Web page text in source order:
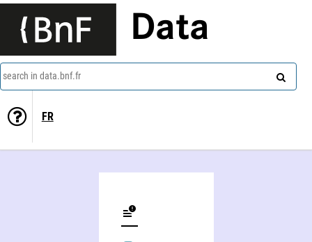
Data
search in data.bnf.fr
FR